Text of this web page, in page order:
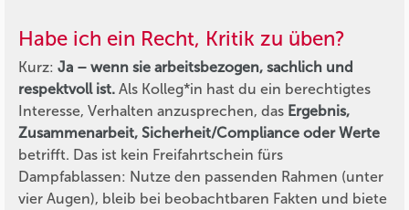
Habe ich ein Recht, Kritik zu üben?
Kurz: Ja – wenn sie arbeitsbezogen, sachlich und
respektvoll ist. Als Kolleg*in hast du ein berechtigtes
Interesse, Verhalten anzusprechen, das Ergebnis,
Zusammenarbeit, Sicherheit/Compliance oder Werte
betrifft. Das ist kein Freifahrtschein fürs
Dampfablassen: Nutze den passenden Rahmen (unter
vier Augen), bleib bei beobachtbaren Fakten und biete